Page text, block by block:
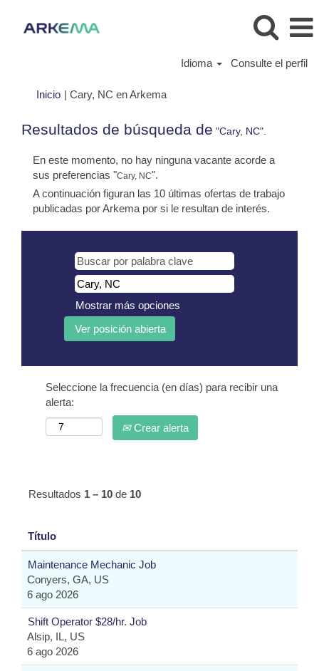
Idioma Consulte el perfil
Inicio | Cary, NC en Arkema(página
Resultados de búsqueda de "Cary, NC".
En este momento, no hay ninguna vacante acorde a
sus preferencias "Cary, NC".
A continuación figuran las 10 últimas ofertas de trabajo
publicadas por Arkema por si le resultan de interés.
Mostrar más opciones
Seleccione la frecuencia (en días) para recibir una
alerta:
Crear alerta
Resultados 1 – 10 de 10
Título
Maintenance Mechanic Job
Conyers, GA, US
6 ago 2026
Shift Operator $28/hr. Job
Alsip, IL, US
6 ago 2026